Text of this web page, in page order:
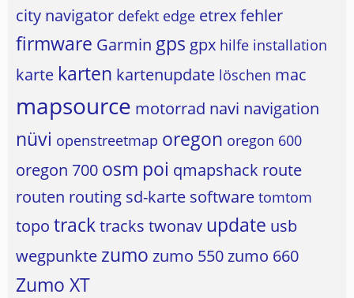
city navigator defekt edge etrexfehler
firmware Garmin gps gpx hilfe installation
karte karten kartenupdate löschen mac
mapsource motorrad navi navigation
nüvi openstreetmap oregon oregon 600
oregon 700 osm poi qmapshack route
routen routing sd-karte software tomtom
topo tracktracks twonav update usb
wegpunkte zumo zumo 550zumo 660
Zumo XT